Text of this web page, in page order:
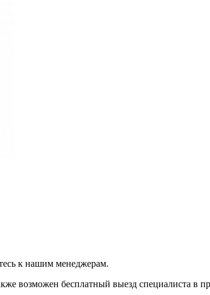
к нашим менеджерам.
возможен бесплатный выезд специалиста в